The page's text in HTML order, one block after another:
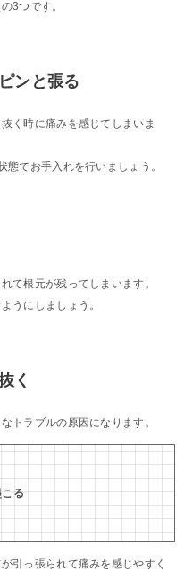
3つです。
ンと張る
く時に痛みを感じてしまいま
でお手入れを行いましょう。
て根元が残ってしまいます。
うにしましょう。
く
トラブルの原因になります。
こる
引っ張られて痛みを感じやすく